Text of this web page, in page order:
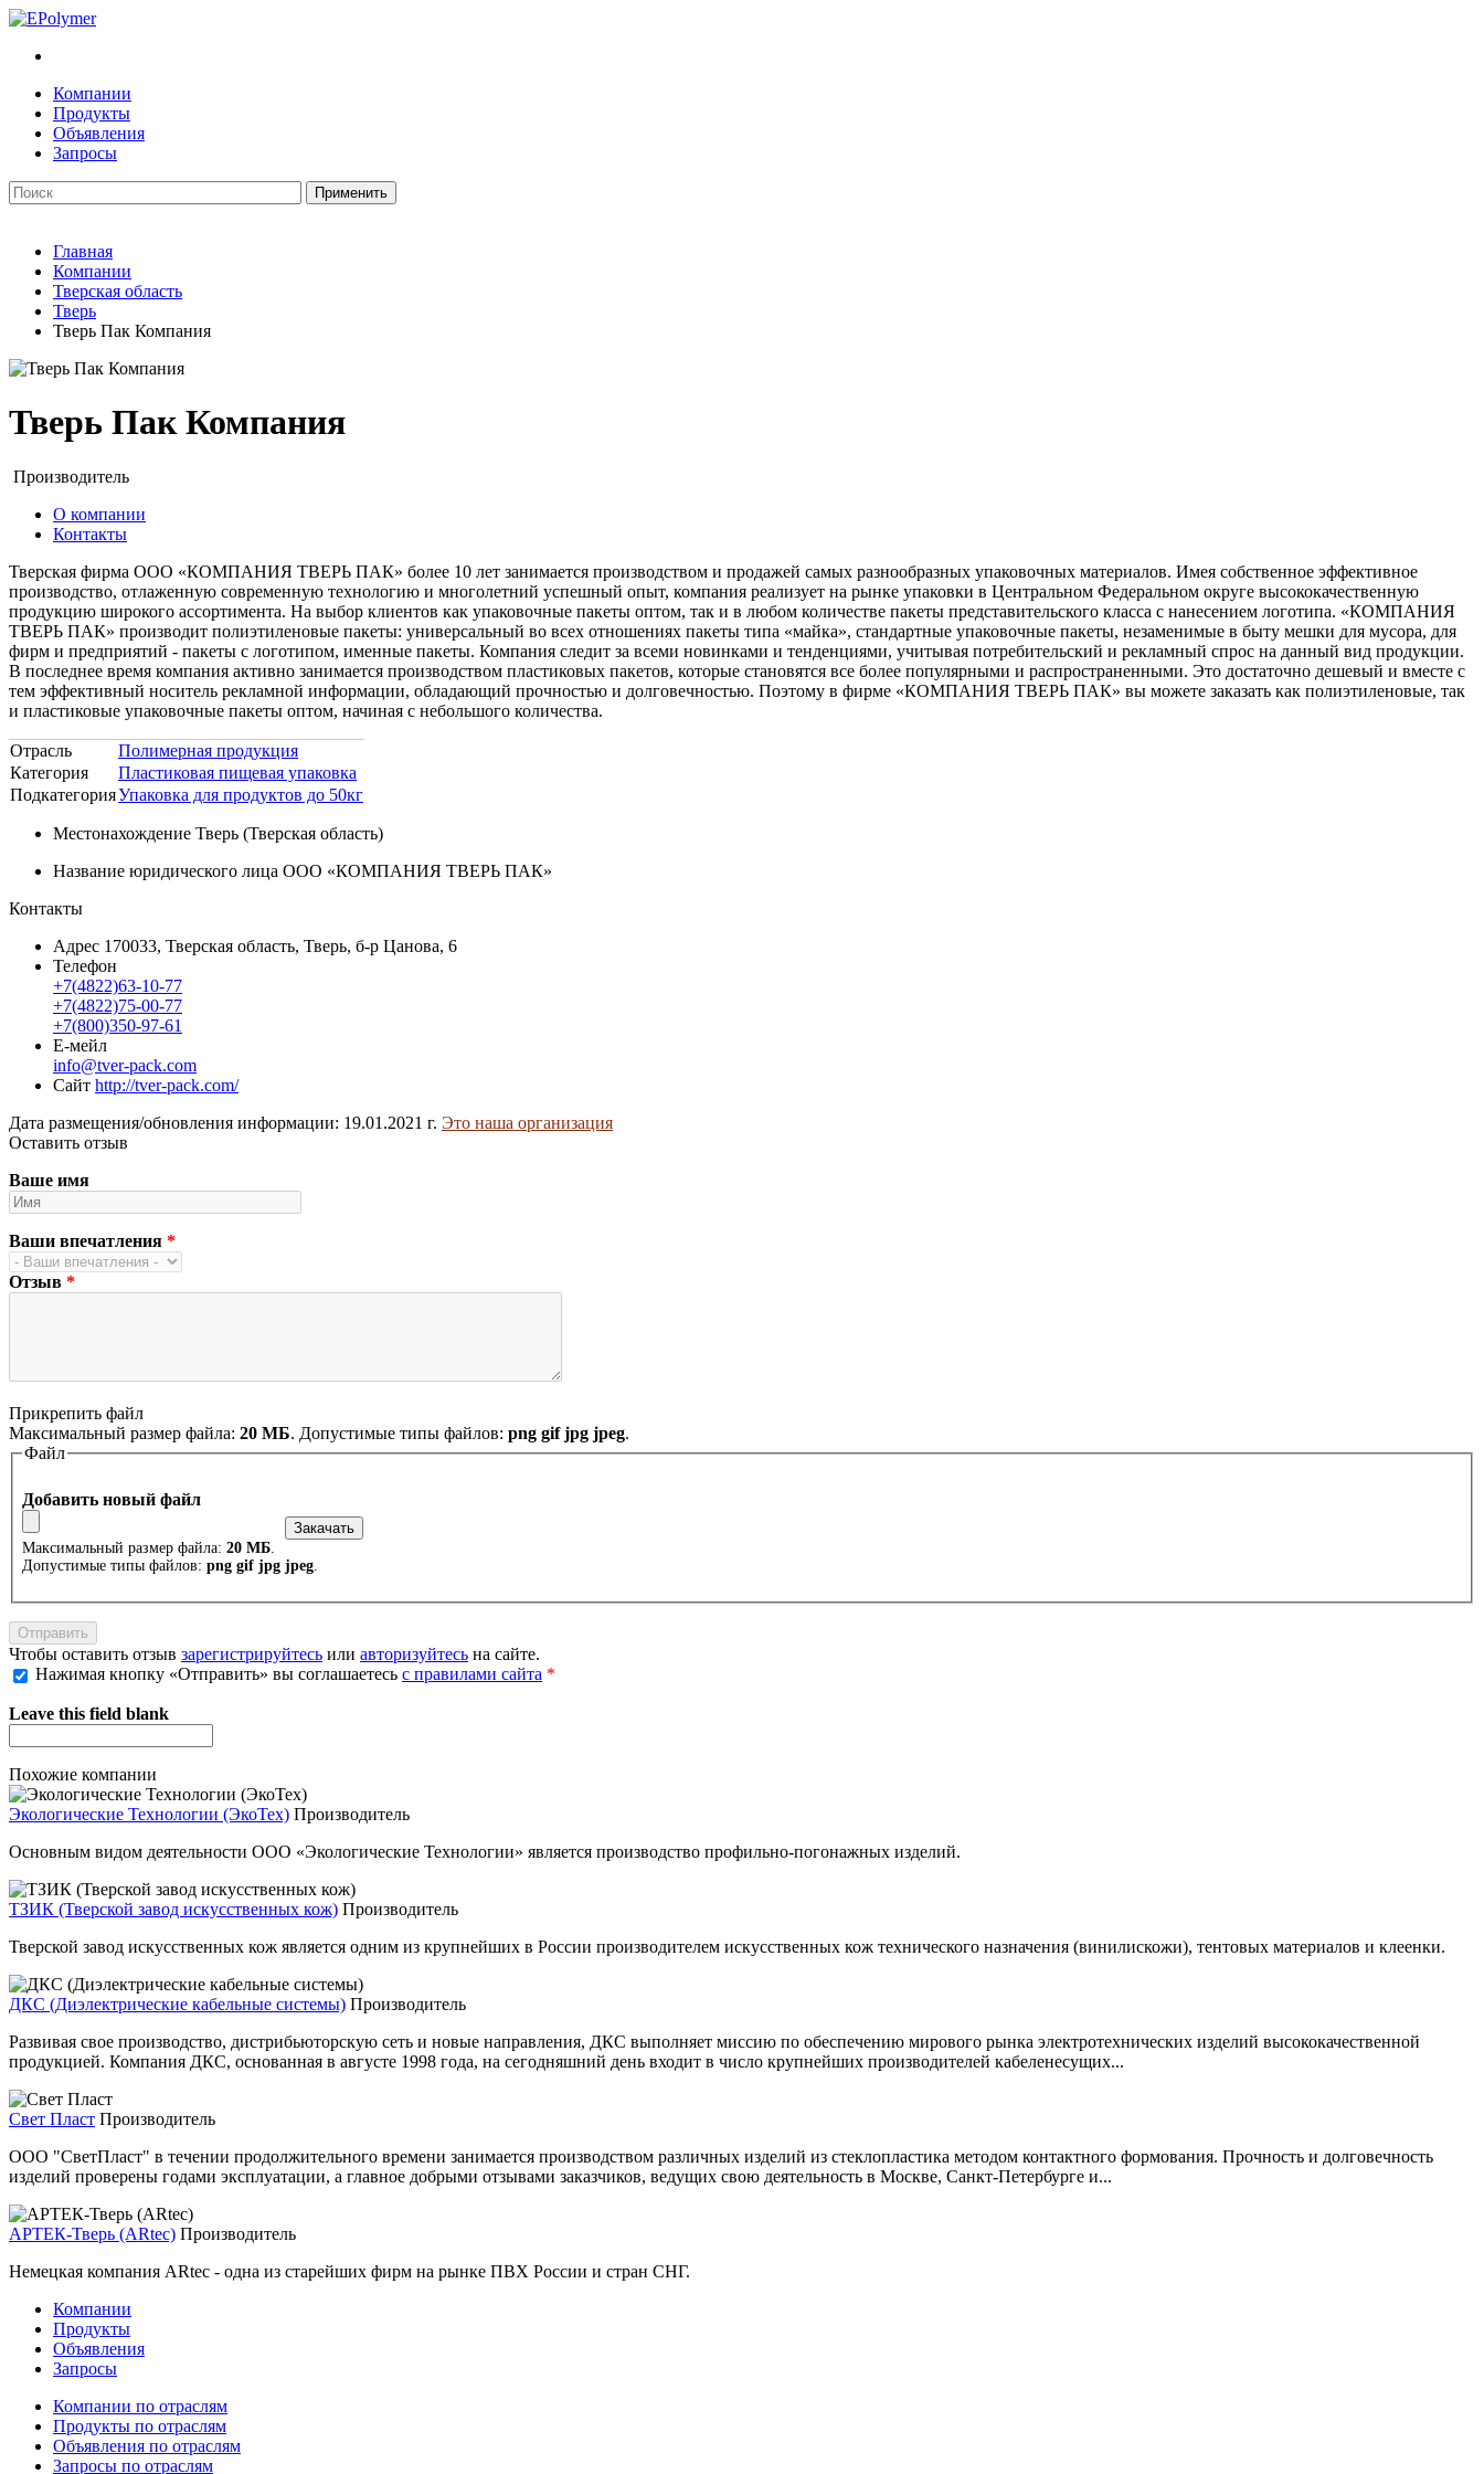
Компании
Продукты
Объявления
Запросы
Главная
Компании
Тверская область
Тверь
Тверь Пак Компания
Тверь Пак Компания
Производитель
О компании
Контакты
Тверская фирма ООО «КОМПАНИЯ ТВЕРЬ ПАК» более 10 лет занимается производством и продажей самых разнообразных упаковочных материалов. Имея собственное эффективное
производство, отлаженную современную технологию и многолетний успешный опыт, компания реализует на рынке упаковки в Центральном Федеральном округе высококачественную
продукцию широкого ассортимента. На выбор клиентов как упаковочные пакеты оптом, так и в любом количестве пакеты представительского класса с нанесением логотипа. «КОМПАНИЯ
ТВЕРЬ ПАК» производит полиэтиленовые пакеты: универсальный во всех отношениях пакеты типа «майка», стандартные упаковочные пакеты, незаменимые в быту мешки для мусора, для
фирм и предприятий - пакеты с логотипом, именные пакеты. Компания следит за всеми новинками и тенденциями, учитывая потребительский и рекламный спрос на данный вид продукции.
В последнее время компания активно занимается производством пластиковых пакетов, которые становятся все более популярными и распространенными. Это достаточно дешевый и вместе с
тем эффективный носитель рекламной информации, обладающий прочностью и долговечностью. Поэтому в фирме «КОМПАНИЯ ТВЕРЬ ПАК» вы можете заказать как полиэтиленовые, так
и пластиковые упаковочные пакеты оптом, начиная с небольшого количества.
Отрасль
Полимерная продукция
Категория
Пластиковая пищевая упаковка
ПодкатегорияУпаковка для продуктов до 50кг
Местонахождение Тверь (Тверская область)
Название юридического лица ООО «КОМПАНИЯ ТВЕРЬ ПАК»
Контакты
Адрес 170033, Тверская область, Тверь, б-р Цанова, 6
Телефон
+7(4822)63-10-77
+7(4822)75-00-77
+7(800)350-97-61
Е-мейл
info@tver-pack.com
Сайт http://tver-pack.com/
Дата размещения/обновления информации: 19.01.2021 г. Это наша организация
Оставить отзыв
Ваше имя
Ваши впечатления *
Отзыв *
Прикрепить файл
Максимальный размер файла: 20 МБ. Допустимые типы файлов: png gif jpg jpeg.
Файл
Добавить новый файл
Максимальный размер файла: 20 МБ
Допустимые типы файлов: png gif jpg jpeg
Чтобы оставить отзыв зарегистрируйтесь или авторизуйтесь на сайте.
Нажимая кнопку «Отправить» вы соглашаетесь с правилами сайта *
Leave this field blank
Похожие компании
Экологические Технологии (ЭкоТех) Производитель
Основным видом деятельности ООО «Экологические Технологии» является производство профильно-погонажных изделий.
ТЗИК (Тверской завод искусственных кож) Производитель
Тверской завод искусственных кож является одним из крупнейших в России производителем искусственных кож технического назначения (винилискожи), тентовых материалов и клеенки.
ДКС (Диэлектрические кабельные системы) Производитель
Развивая свое производство, дистрибьюторскую сеть и новые направления, ДКС выполняет миссию по обеспечению мирового рынка электротехнических изделий высококачественной
продукцией. Компания ДКС, основанная в августе 1998 года, на сегодняшний день входит в число крупнейших производителей кабеленесущих...
Свет Пласт Производитель
ООО "СветПласт" в течении продолжительного времени занимается производством различных изделий из стеклопластика методом контактного формования. Прочность и долговечность
изделий проверены годами эксплуатации, а главное добрыми отзывами заказчиков, ведущих свою деятельность в Москве, Санкт-Петербурге и...
АРТЕК-Тверь (ARtec) Производитель
Немецкая компания ARtec - одна из старейших фирм на рынке ПВХ России и стран СНГ.
Компании
Продукты
Объявления
Запросы
Компании по отраслям
Продукты по отраслям
Объявления по отраслям
Запросы по отраслям